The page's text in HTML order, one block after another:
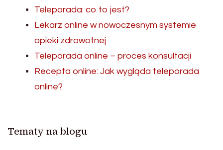
Teleporada: co to jest?
Lekarz online w nowoczesnym systemie
opieki zdrowotnej
Teleporada online – proces konsultacji
Recepta online: Jak wygląda teleporada
online?
Tematy na blogu